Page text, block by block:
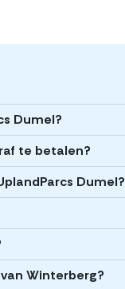
Dumel?
te betalen?
Dumel?
Winterberg?